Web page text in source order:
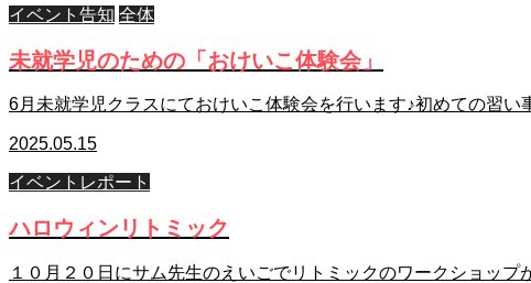
イベント告知 全体
未就学児のための「おけいこ体験会」
6月未就学児クラスにておけいこ体験会を行います♪初めての習
2025.05.15
イベントレポート
ハロウィンリトミック
１０月２０日にサム先生のえいごでリトミックのワークショッ